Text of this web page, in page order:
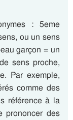
: 5eme
ou un sens
garçon = un
sens proche,
Par exemple,
comme des
référence à la
prononcer des